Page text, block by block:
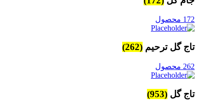
172 محصول
تاج گل ترحیم (262)
262 محصول
تاج گل (953)